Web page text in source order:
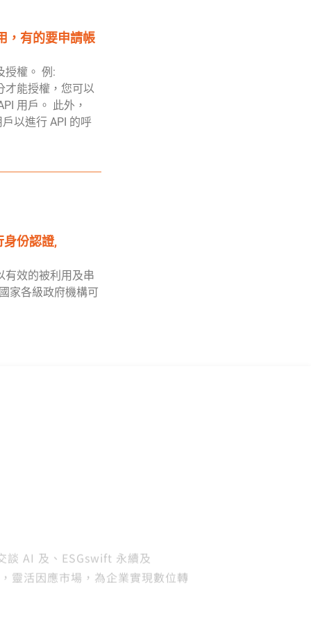
，有的要申請帳
授權。 例:
才能授權，您可以
用戶。 此外，
以進行 API 的呼
身份認證,
有效的被利用及串
家各級政府機構可
談 AI 及、ESGswift 永續及
靈活因應市場，為企業實現數位轉